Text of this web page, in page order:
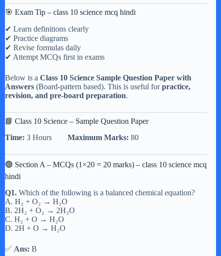
🎯 Exam Tip – class 10 science mcq hindi
✔ Learn definitions clearly
✔ Practice diagrams
✔ Revise formulas daily
✔ Attempt MCQs first in exams
Below is a Class 10 Science Sample Question Paper with
Answers (Board-pattern based). This is useful forpractice,
revision, and pre-board preparation.
📘 Class 10 Science – Sample Question Paper
Time: 3 Hours Maximum Marks: 80
🟢 Section A – MCQs (1×20 = 20 marks) – class 10 science mcq
hindi
Q1. Which of the following is a balanced chemical equation?
A. H₂ + O₂ → H₂O
B. 2H₂ + O₂ → 2H₂O
C. H₂ + O → H₂O
D. 2H + O → H₂O
✅ Ans: B